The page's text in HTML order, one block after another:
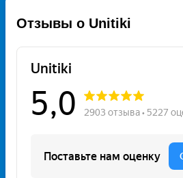
Отзывы о Unitiki